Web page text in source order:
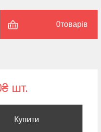
0товарів
шт.
Купити